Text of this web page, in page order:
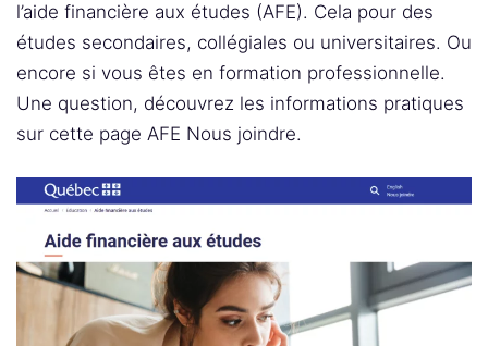
l’aide financière aux études (AFE). Cela pour des
études secondaires, collégiales ou universitaires. Ou
encore si vous êtes en formation professionnelle.
Une question, découvrez les informations pratiques
sur cette page AFE Nous joindre.